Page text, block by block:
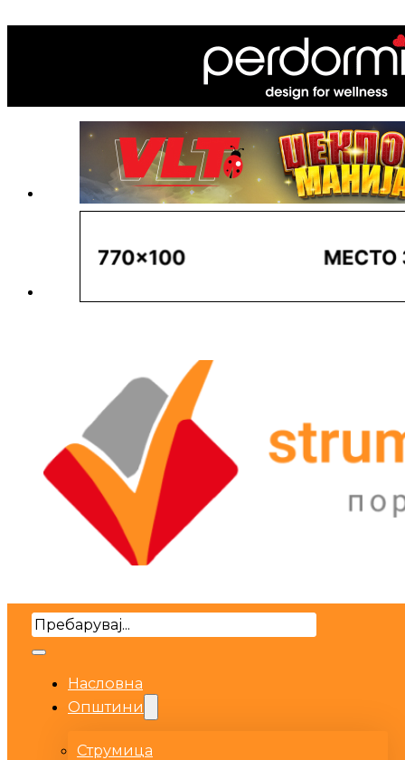
Search
Насловна
Општини
Струмица